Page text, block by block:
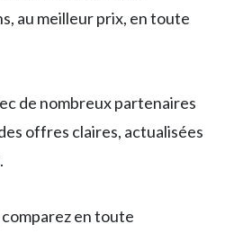
au meilleur prix, en toute
de nombreux partenaires
offres claires, actualisées
en toute